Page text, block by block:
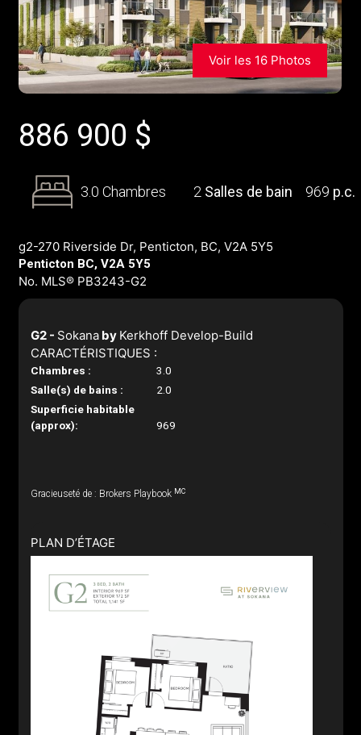
Voir les 16 Photos
886 900 $
3.0 Chambres 2 Salles de bain 969 p.c.
g2-270 Riverside Dr, Penticton, BC, V2A 5Y5
Penticton BC, V2A 5Y5
No. MLS® PB3243-G2
G2 - Sokanaby Kerkhoff Develop-Build
CARACTÉRISTIQUES :
Chambres :
3.0
Salle(s) de bains :
2.0
Superficie habitable
(approx):
969
Gracieuseté de : Brokers Playbook MC
PLAN D’ÉTAGE